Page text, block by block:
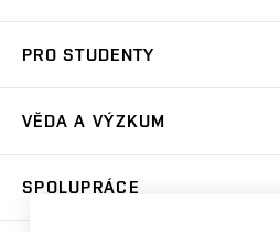
Koleje
Sport na VUT
Brno
Dny otevřených dveří
Celoživotní vzdělávání
PRO STUDENTY
Harmonogram akademického roku
Závěrečné práce
Zpracování osobních údajů studentů
Sociální bezpečí
Studium bez bariér
VĚDA A VÝZKUM
SPOLUPRÁCE